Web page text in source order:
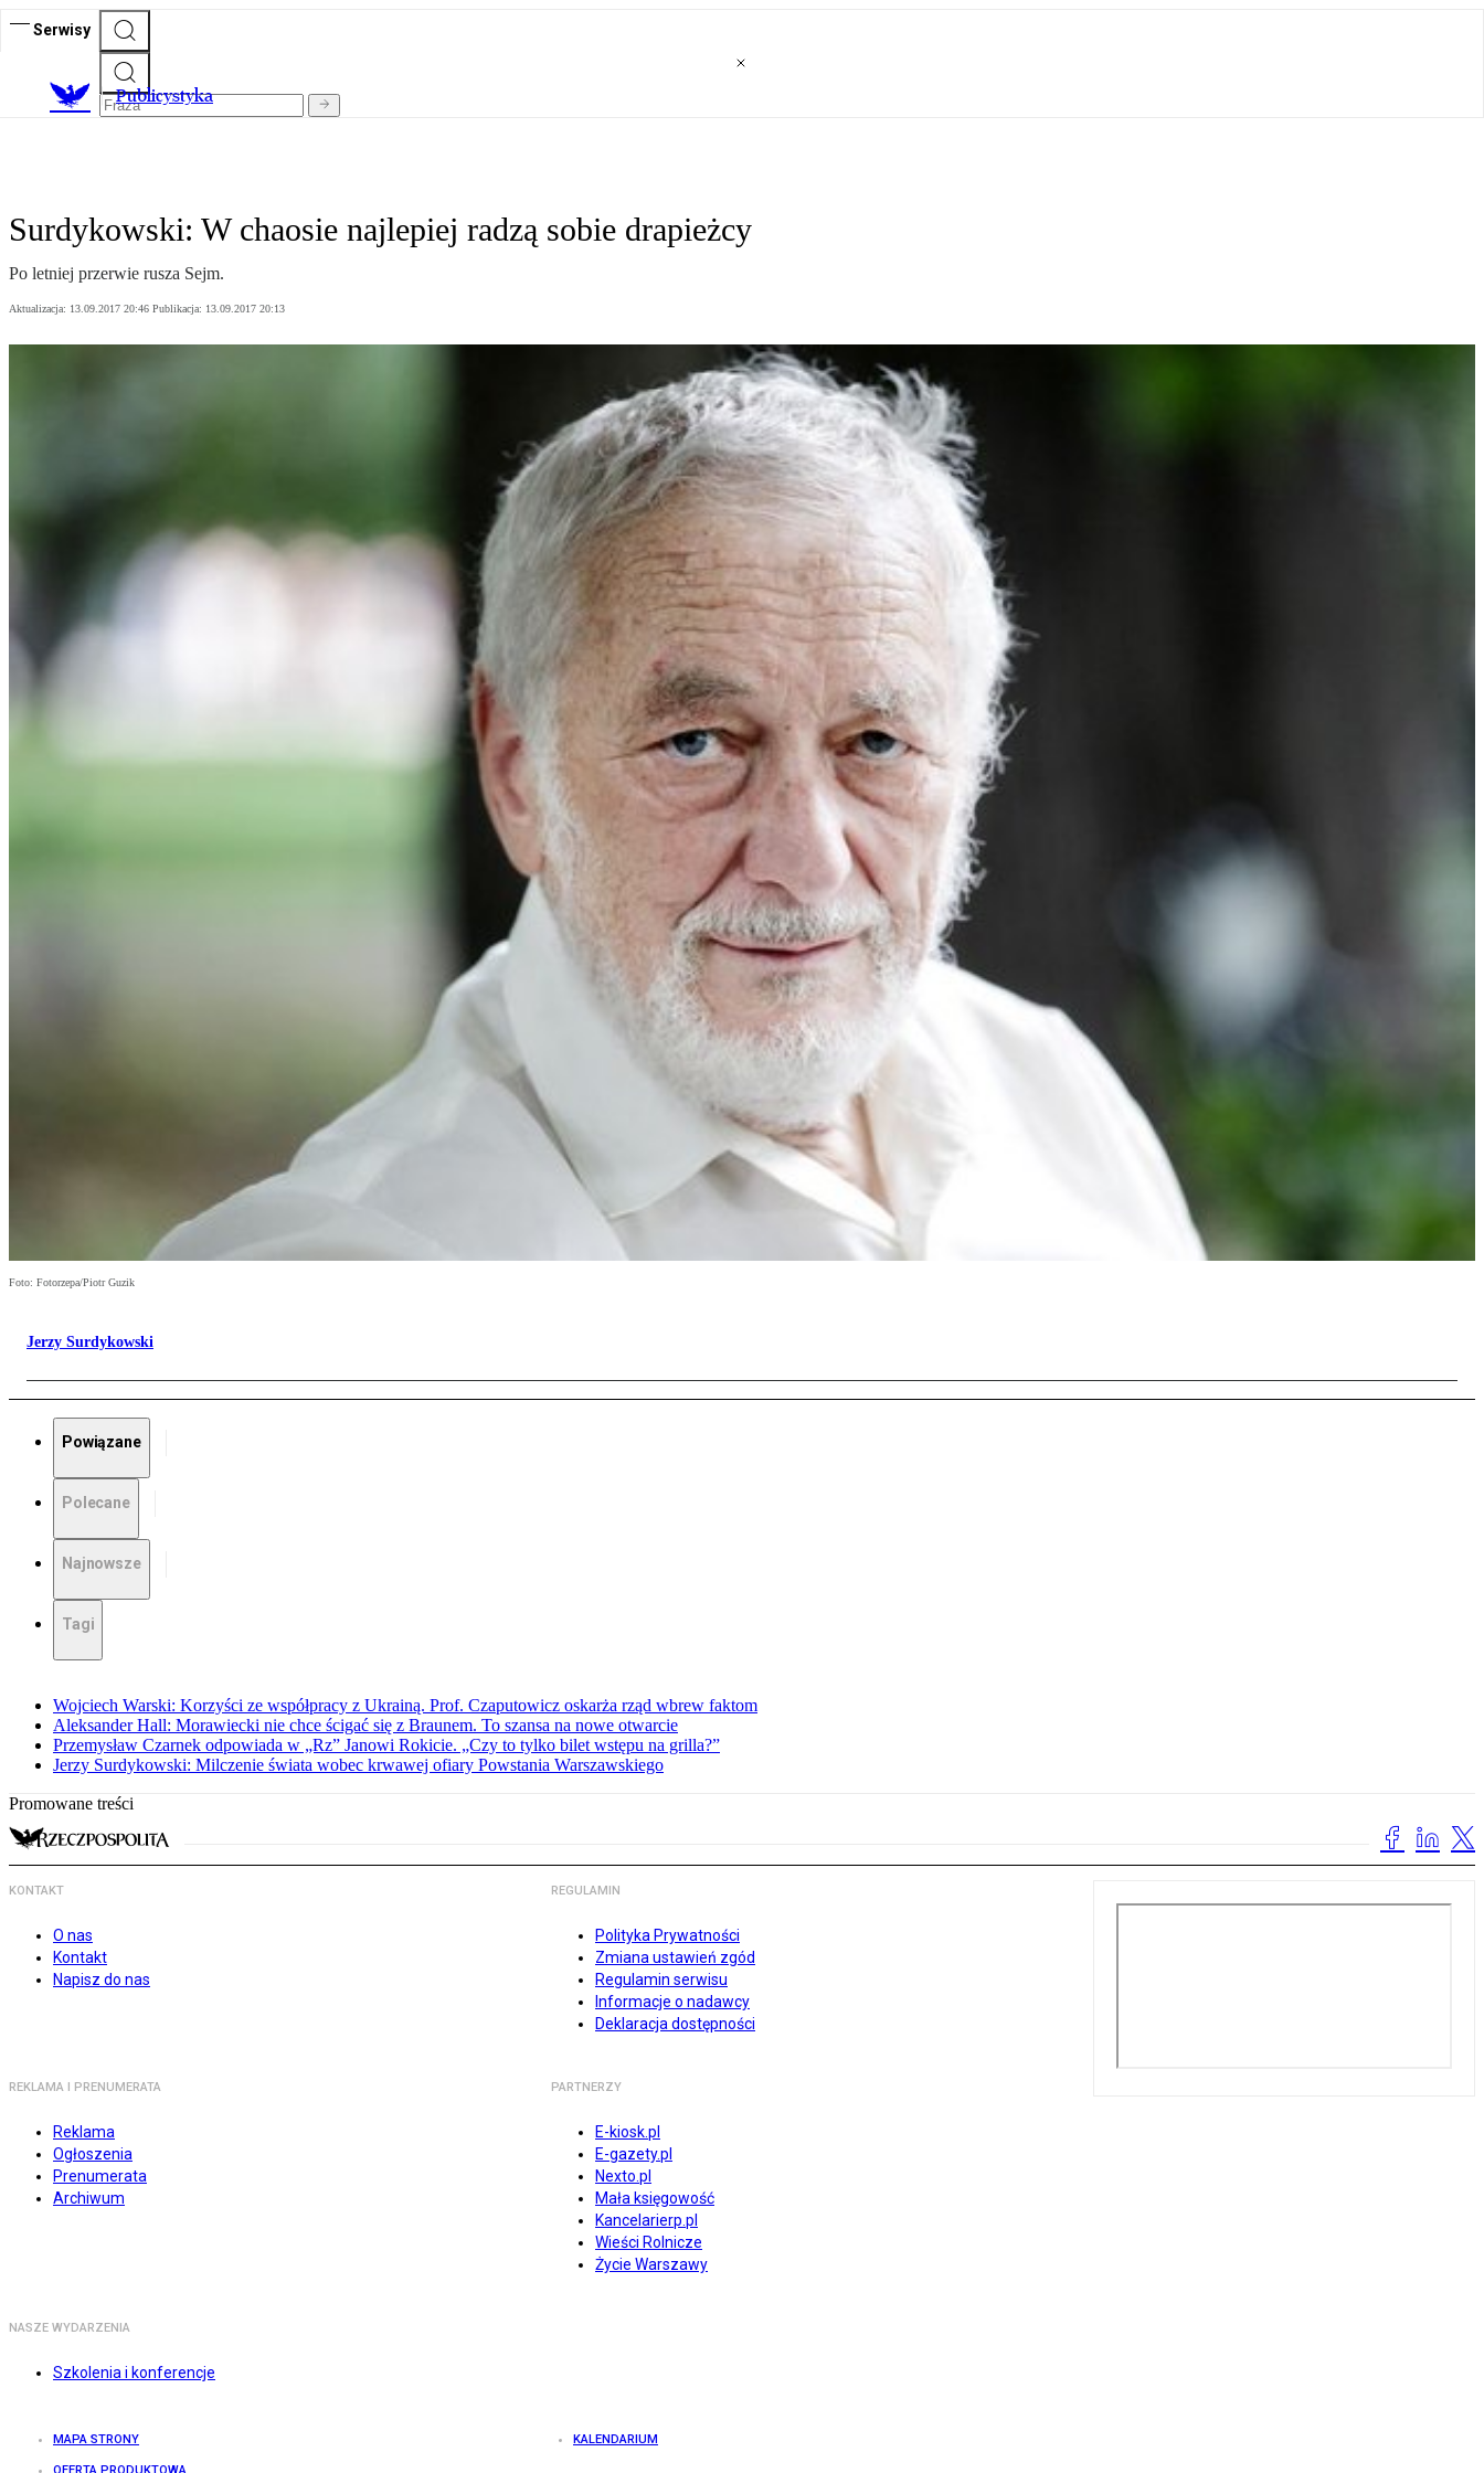
Serwisy
Publicystyka
Surdykowski: W chaosie najlepiej radzą sobie drapieżcy
Po letniej przerwie rusza Sejm.
Aktualizacja: 13.09.2017 20:46 Publikacja: 13.09.2017 20:13
Foto: Fotorzepa/Piotr Guzik
Jerzy Surdykowski
Powiązane
Polecane
Najnowsze
Tagi
Wojciech Warski: Korzyści ze współpracy z Ukrainą. Prof. Czaputowicz oskarża rząd wbrew faktom
Aleksander Hall: Morawiecki nie chce ścigać się z Braunem. To szansa na nowe otwarcie
Przemysław Czarnek odpowiada w „Rz” Janowi Rokicie. „Czy to tylko bilet wstępu na grilla?”
Jerzy Surdykowski: Milczenie świata wobec krwawej ofiary Powstania Warszawskiego
Promowane treści
KONTAKT
O nas
Kontakt
Napisz do nas
REGULAMIN
Polityka Prywatności
Zmiana ustawień zgód
Regulamin serwisu
Informacje o nadawcy
Deklaracja dostępności
REKLAMA I PRENUMERATA
Reklama
Ogłoszenia
Prenumerata
Archiwum
PARTNERZY
E-kiosk.pl
E-gazety.pl
Nexto.pl
Mała księgowość
Kancelarierp.pl
Wieści Rolnicze
Życie Warszawy
NASZE WYDARZENIA
Szkolenia i konferencje
MAPA STRONY KALENDARIUM